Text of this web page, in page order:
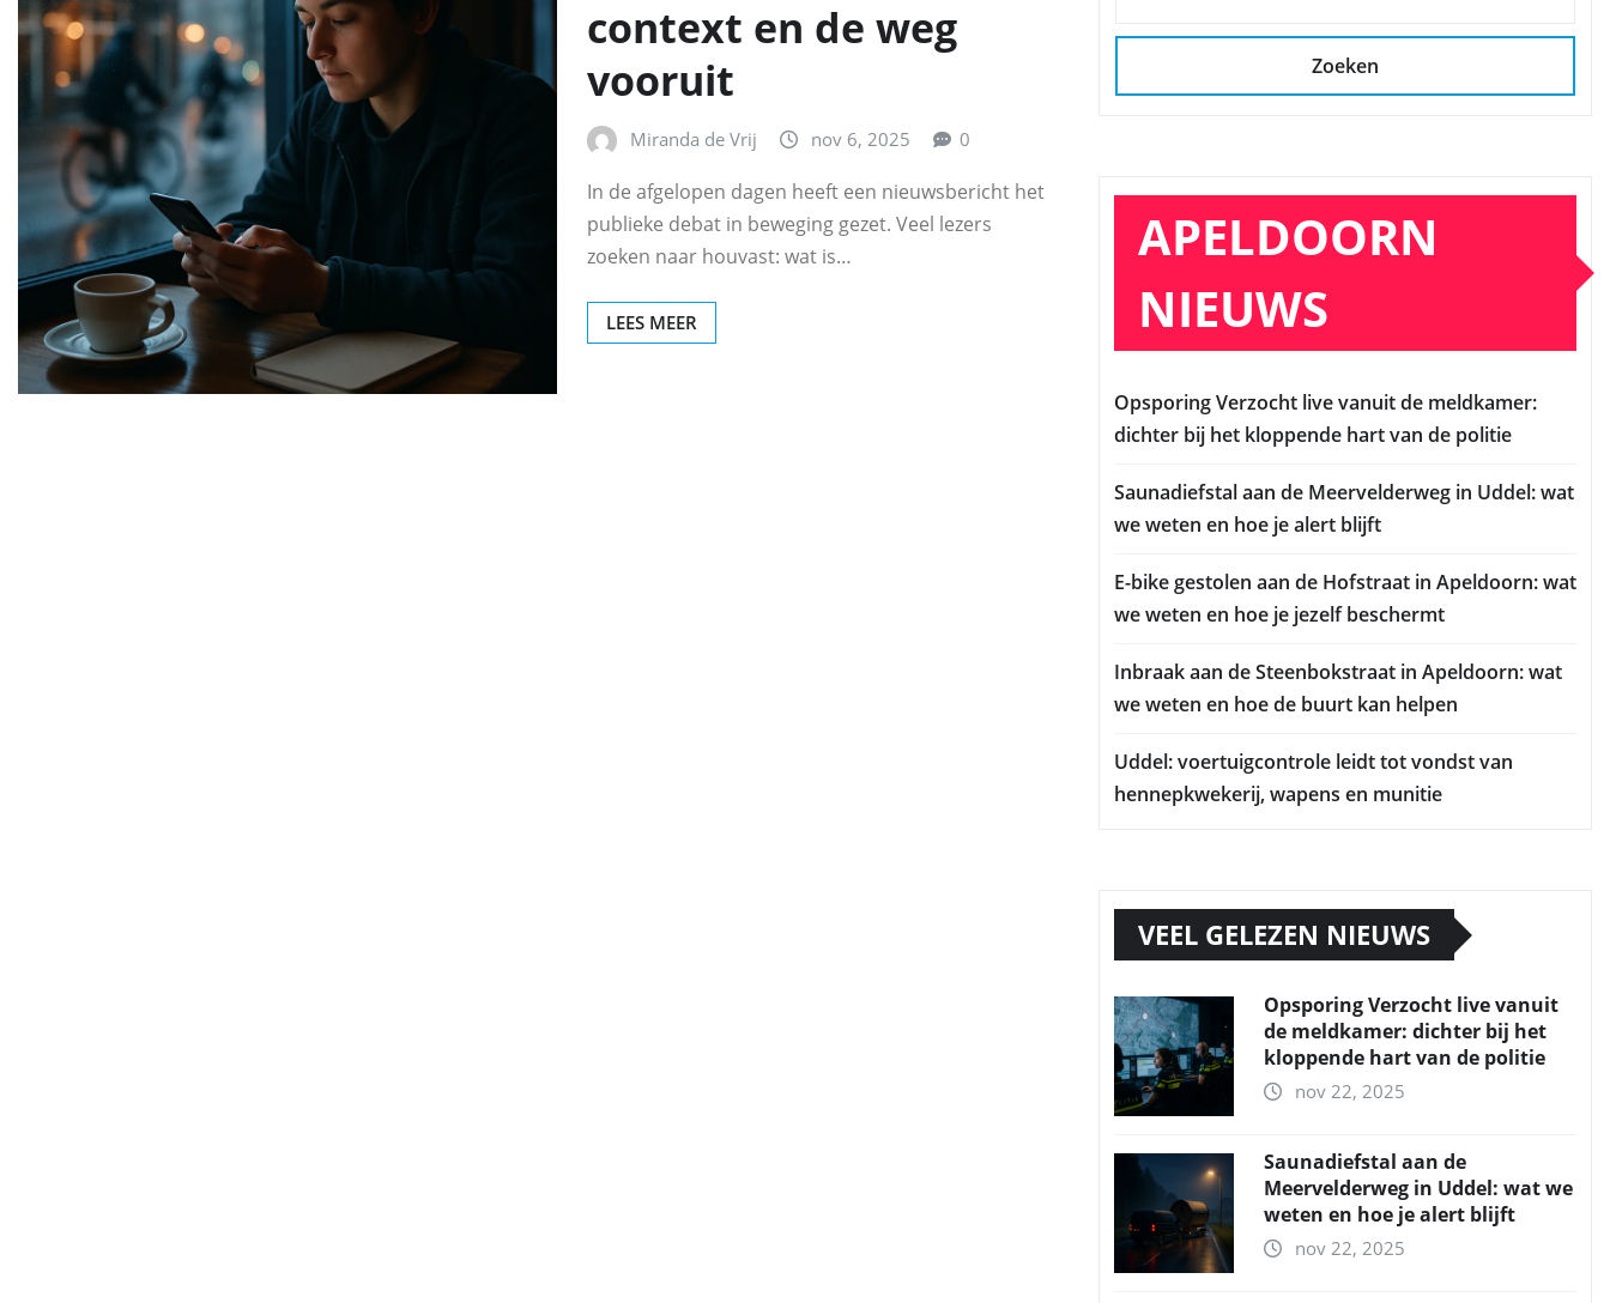
context en de weg
vooruit
Miranda de Vrij nov 6, 2025 0
In de afgelopen dagen heeft een nieuwsbericht het
publieke debat in beweging gezet. Veel lezers
zoeken naar houvast: wat is…
LEES MEER
Zoeken
APELDOORN
NIEUWS
Opsporing Verzocht live vanuit de meldkamer:
dichter bij het kloppende hart van de politie
Saunadiefstal aan de Meervelderweg in Uddel: wat
we weten en hoe je alert blijft
E-bike gestolen aan de Hofstraat in Apeldoorn: wat
we weten en hoe je jezelf beschermt
Inbraak aan de Steenbokstraat in Apeldoorn: wat
we weten en hoe de buurt kan helpen
Uddel: voertuigcontrole leidt tot vondst van
hennepkwekerij, wapens en munitie
VEEL GELEZEN NIEUWS
Opsporing Verzocht live vanuit
de meldkamer: dichter bij het
kloppende hart van de politie
nov 22, 2025
Saunadiefstal aan de
Meervelderweg in Uddel: wat we
weten en hoe je alert blijft
nov 22, 2025